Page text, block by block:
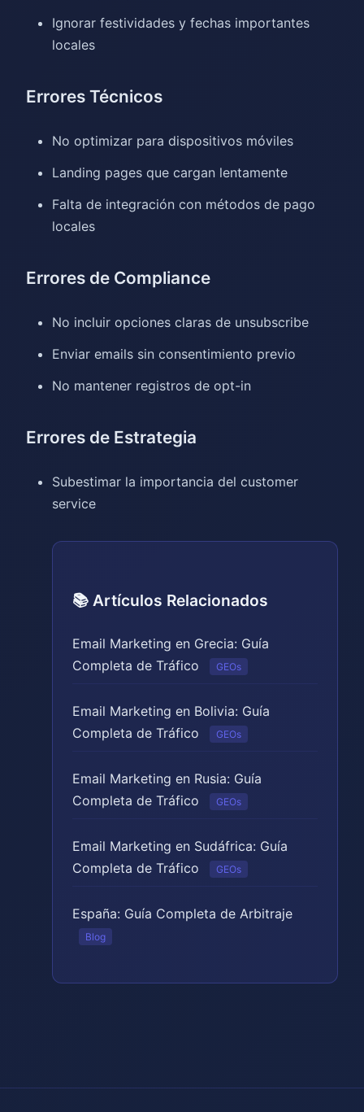
Ignorar festividades y fechas importantes
locales
Errores Técnicos
No optimizar para dispositivos móviles
Landing pages que cargan lentamente
Falta de integración con métodos de pago
locales
Errores de Compliance
No incluir opciones claras de unsubscribe
Enviar emails sin consentimiento previo
No mantener registros de opt-in
Errores de Estrategia
Subestimar la importancia del customer
service
📚 Artículos Relacionados
Email Marketing en Grecia: Guía
Completa de Tráfico
GEOs
Email Marketing en Bolivia: Guía
Completa de Tráfico
GEOs
Email Marketing en Rusia: Guía
Completa de Tráfico
GEOs
Email Marketing en Sudáfrica: Guía
Completa de Tráfico
GEOs
España: Guía Completa de Arbitraje
Blog